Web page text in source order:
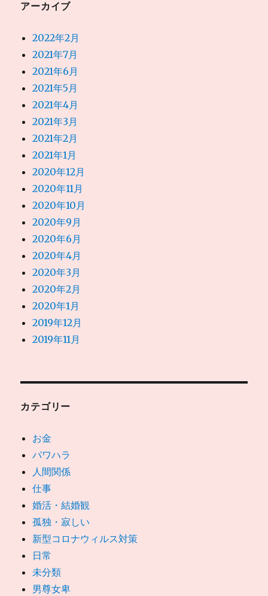
アーカイブ
2022年2月
2021年7月
2021年6月
2021年5月
2021年4月
2021年3月
2021年2月
2021年1月
2020年12月
2020年11月
2020年10月
2020年9月
2020年6月
2020年4月
2020年3月
2020年2月
2020年1月
2019年12月
2019年11月
カテゴリー
お金
パワハラ
人間関係
仕事
婚活・結婚観
孤独・寂しい
新型コロナウィルス対策
日常
未分類
男尊女卑